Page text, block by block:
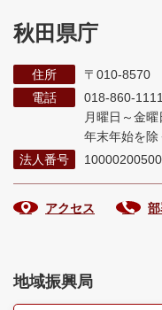
秋田県庁
住所
〒010-8570
電話
018-860-1111
月曜日～金
年末年始を除
法人番号
アクセス
地域振興局